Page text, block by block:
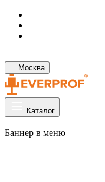
Москва
Каталог
Баннер в меню